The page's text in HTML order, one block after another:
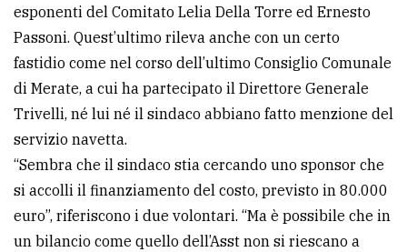
esponenti del Comitato Lelia Della Torre ed Ernesto
Passoni. Quest’ultimo rileva anche con un certo
fastidio come nel corso dell’ultimo Consiglio Comunale
di Merate, a cui ha partecipato il Direttore Generale
Trivelli, né lui né il sindaco abbiano fatto menzione del
servizio navetta.
“Sembra che il sindaco stia cercando uno sponsor che
si accolli il finanziamento del costo, previsto in 80.000
euro”, riferiscono i due volontari. “Ma è possibile che in
un bilancio come quello dell’Asst non si riescano a